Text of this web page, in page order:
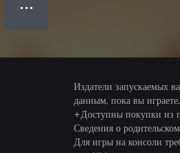
● ● ●
Издатели запускаемых
данным, пока вы играете.
+Доступны покупки из
Сведения о
Для игры на консоли